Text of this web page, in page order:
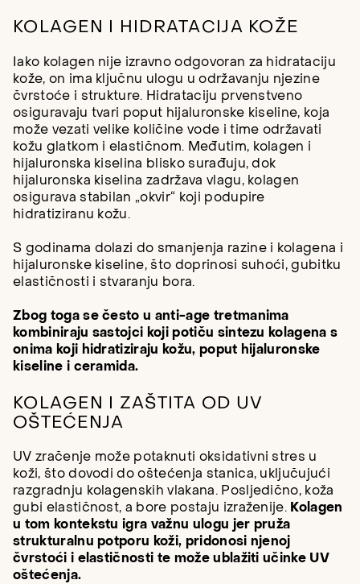
KOLAGEN I HIDRATACIJA KOŽE
Iako kolagen nije izravno odgovoran za hidrataciju
kože, on ima ključnu ulogu u održavanju njezine
čvrstoće i strukture. Hidrataciju prvenstveno
osiguravaju tvari poput hijaluronske kiseline, koja
može vezati velike količine vode i time održavati
kožu glatkom i elastičnom. Međutim, kolagen i
hijaluronska kiselina blisko surađuju, dok
hijaluronska kiselina zadržava vlagu, kolagen
osigurava stabilan „okvir“ koji podupire
hidratiziranu kožu.
S godinama dolazi do smanjenja razine i kolagena i
hijaluronske kiseline, što doprinosi suhoći, gubitku
elastičnosti i stvaranju bora.
Zbog toga se često u anti-age tretmanima
kombiniraju sastojci koji potiču sintezu kolagena s
onima koji hidratiziraju kožu, poput hijaluronske
kiseline i ceramida.
KOLAGEN I ZAŠTITA OD UV
OŠTEĆENJA
UV zračenje može potaknuti oksidativni stres u
koži, što dovodi do oštećenja stanica, uključujući
razgradnju kolagenskih vlakana. Posljedično, koža
gubi elastičnost, a bore postaju izraženije. Kolagen
u tom kontekstu igra važnu ulogu jer pruža
strukturalnu potporu koži, pridonosi njenoj
čvrstoći i elastičnosti te može ublažiti učinke UV
oštećenja.